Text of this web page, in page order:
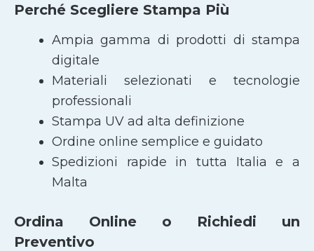
Perché Scegliere Stampa Più
Ampia gamma di prodotti di stampa
digitale
Materiali selezionati e tecnologie
professionali
Stampa UV ad alta definizione
Ordine online semplice e guidato
Spedizioni rapide in tutta Italia e a
Malta
Ordina Online o Richiedi un
Preventivo